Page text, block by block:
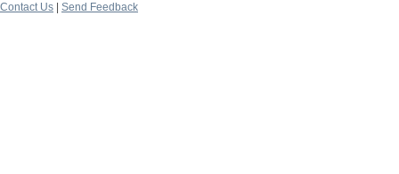
Contact Us
Send Feedback